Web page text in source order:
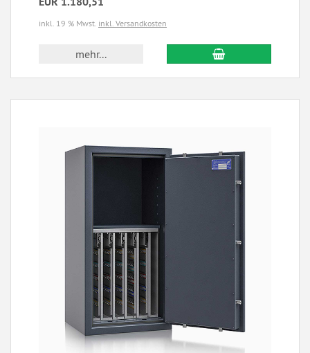
inkl. 19 % Mwst. inkl. Versandkosten
mehr...